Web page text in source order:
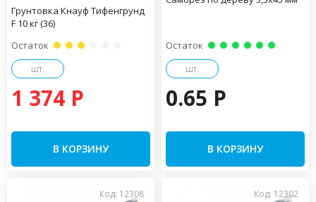
Грунтовка Кнауф Тифенгрунд
F 10 кг (36)
Остаток
шт.
1 374 P
В КОРЗИНУ
Остаток
шт.
0.65 P
В КОРЗИНУ
Код: 12308 Код: 12302